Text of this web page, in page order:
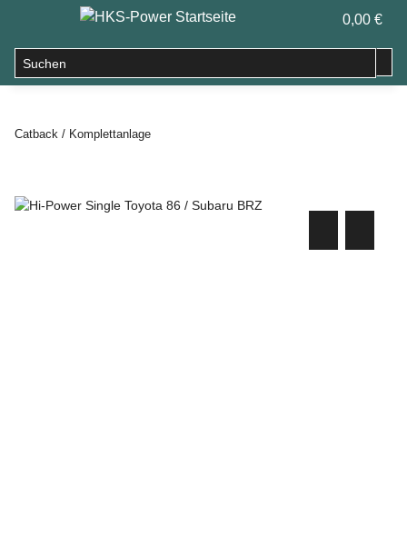
0,00 €
Catback / Komplettanlage